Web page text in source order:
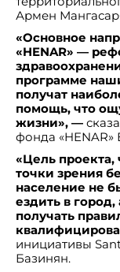
Армен
«Основное
«HENAR» —
программе
получат
помощь, что
жизни», —
фонда «HENAR»
«Цель
точки зрения
население не
ездить в
получать
инициативы
Базинян.